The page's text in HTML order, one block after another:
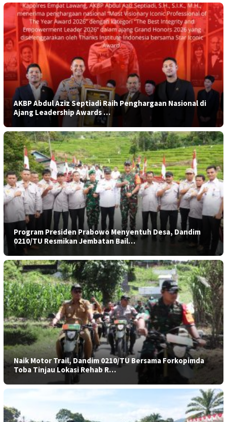
AKBP Abdul Aziz Septiadi Raih Penghargaan Nasional di
Ajang Leadership Awards …
Program Presiden Prabowo Menyentuh Desa, Dandim
0210/TU Resmikan Jembatan Bail…
Naik Motor Trail, Dandim 0210/TU Bersama Forkopimda
Toba Tinjau Lokasi Rehab R…